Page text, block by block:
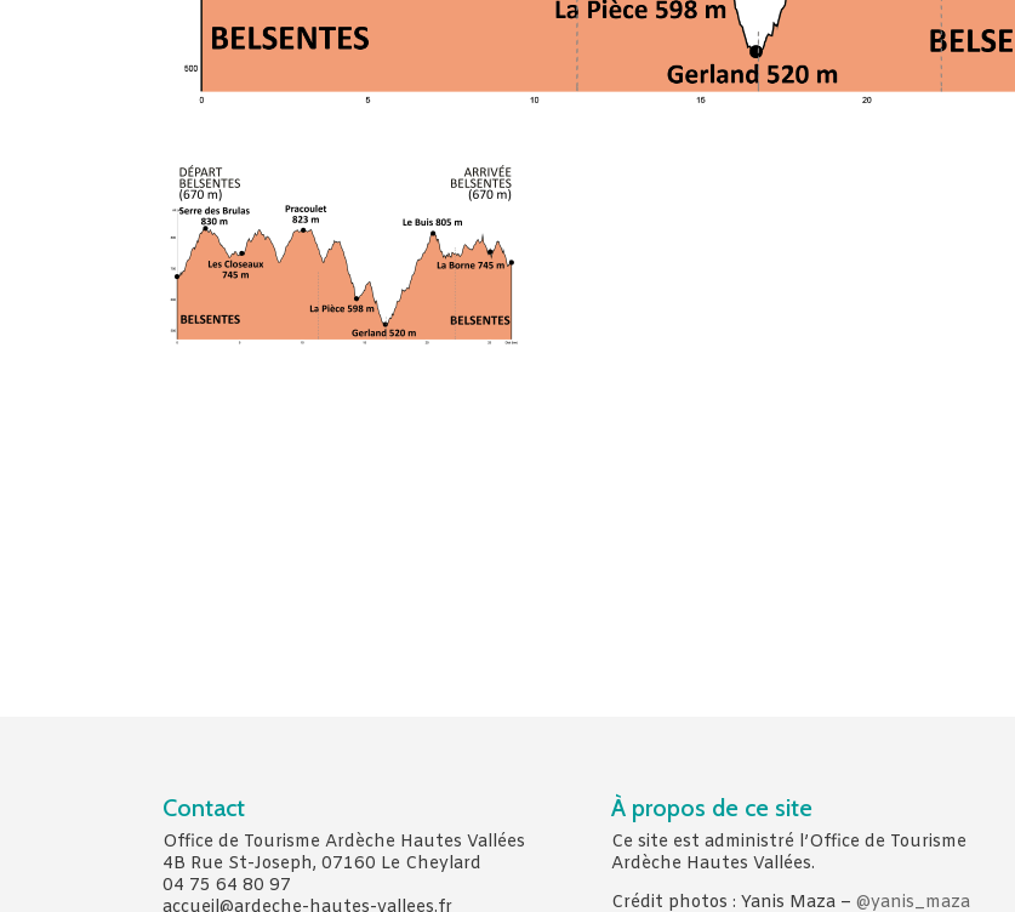
Contact
Office de Tourisme Ardèche Hautes Vallées
4B Rue St-Joseph, 07160 Le Cheylard
04 75 64 80 97
accueil@ardeche-hautes-vallees.fr
À propos de ce site
Ce site est administré l’Office de Tourisme
Ardèche Hautes Vallées.
Crédit photos : Yanis Maza – @yanis_maza